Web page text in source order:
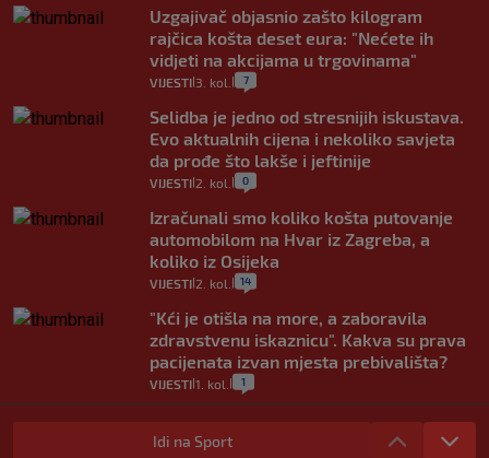
Uzgajivač objasnio zašto kilogram
rajčica košta deset eura: "Nećete ih
vidjeti na akcijama u trgovinama"
VIJESTI 3. kol. 7
Selidba je jedno od stresnijih iskustava.
Evo aktualnih cijena i nekoliko savjeta
da prođe što lakše i jeftinije
VIJESTI 2. kol. 0
Izračunali smo koliko košta putovanje
automobilom na Hvar iz Zagreba, a
koliko iz Osijeka
VIJESTI 2. kol. 14
"Kći je otišla na more, a zaboravila
zdravstvenu iskaznicu". Kakva su prava
pacijenata izvan mjesta prebivališta?
VIJESTI 1. kol. 1
Provjerili smo "što ćemo onda" ako
Plenković na 15 dana ukine mjere: "Ne bi
Idi na Sport